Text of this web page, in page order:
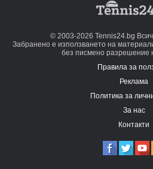
© 2003-2026 Tennis24.bg
Забранено е използването на
без писмено разрешение
Правила за
Реклама
Политика за
За нас
Контакти